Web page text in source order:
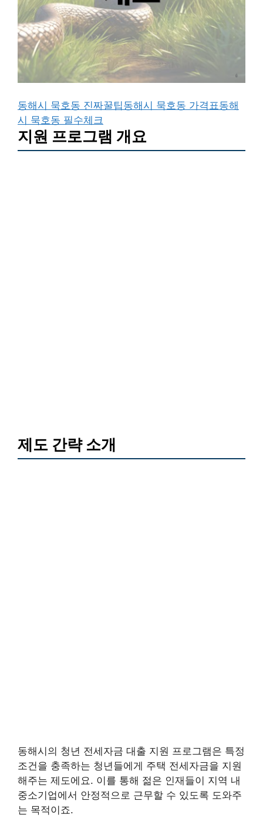
동해시 묵호동 진짜꿀팁동해시 묵호동 가격표동해
시 묵호동 필수체크
지원 프로그램 개요
제도 간략 소개
동해시의 청년 전세자금 대출 지원 프로그램은 특정
조건을 충족하는 청년들에게 주택 전세자금을 지원
해주는 제도에요. 이를 통해 젊은 인재들이 지역 내
중소기업에서 안정적으로 근무할 수 있도록 도와주
는 목적이죠.